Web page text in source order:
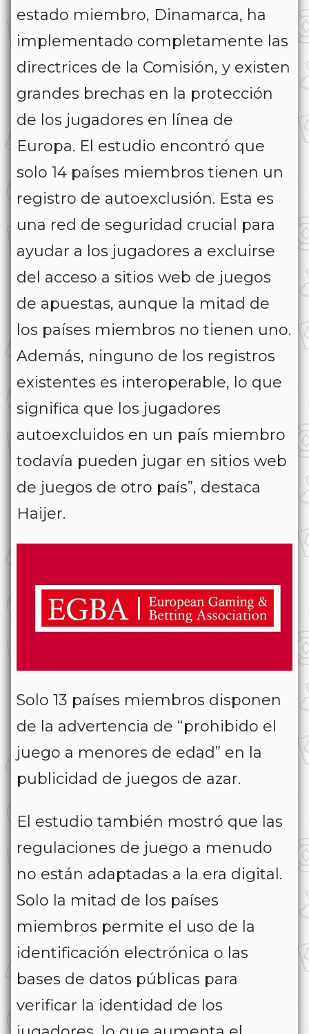
estado miembro, Dinamarca, ha
implementado completamente las
directrices de la Comisión, y existen
grandes brechas en la protección
de los jugadores en línea de
Europa. El estudio encontró que
solo 14 países miembros tienen un
registro de autoexclusión. Esta es
una red de seguridad crucial para
ayudar a los jugadores a excluirse
del acceso a sitios web de juegos
de apuestas, aunque la mitad de
los países miembros no tienen uno.
Además, ninguno de los registros
existentes es interoperable, lo que
significa que los jugadores
autoexcluidos en un país miembro
todavía pueden jugar en sitios web
de juegos de otro país”, destaca
Haijer.
Solo 13 países miembros disponen
de la advertencia de “prohibido el
juego a menores de edad” en la
publicidad de juegos de azar.
El estudio también mostró que las
regulaciones de juego a menudo
no están adaptadas a la era digital.
Solo la mitad de los países
miembros permite el uso de la
identificación electrónica o las
bases de datos públicas para
verificar la identidad de los